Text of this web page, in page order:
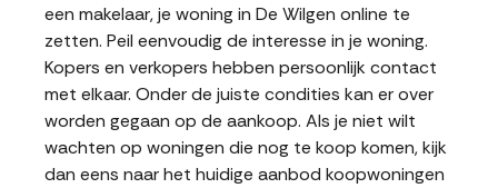
een makelaar, je woning in De Wilgen online te
zetten. Peil eenvoudig de interesse in je woning.
Kopers en verkopers hebben persoonlijk contact
met elkaar. Onder de juiste condities kan er over
worden gegaan op de aankoop. Als je niet wilt
wachten op woningen die nog te koop komen, kijk
dan eens naar het huidige aanbod koopwoningen